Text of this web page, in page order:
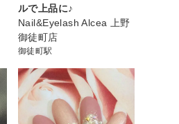
ルで上品に♪
Nail&Eyelash Alcea 上野
御徒町店
御徒町駅